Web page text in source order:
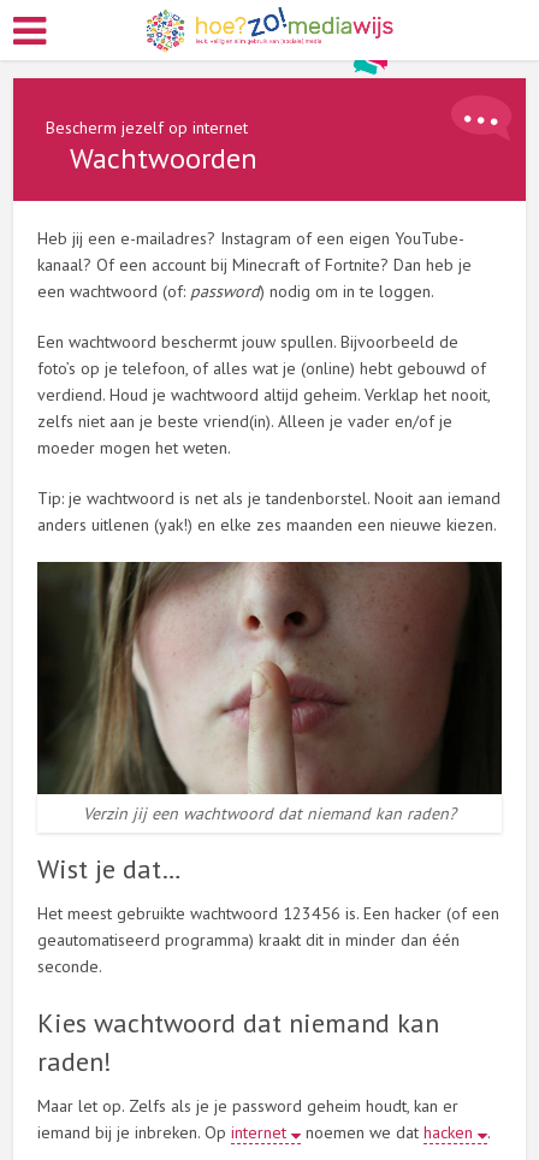
Bescherm jezelf op internet
Wachtwoorden
Heb jij een e-mailadres? Instagram of een eigen YouTube-
kanaal? Of een account bij Minecraft of Fortnite? Dan heb je
een wachtwoord (of: password) nodig om in te loggen.
Een wachtwoord beschermt jouw spullen. Bijvoorbeeld de
foto’s op je telefoon, of alles wat je (online) hebt gebouwd of
verdiend. Houd je wachtwoord altijd geheim. Verklap het nooit,
zelfs niet aan je beste vriend(in). Alleen je vader en/of je
moeder mogen het weten.
Tip: je wachtwoord is net als je tandenborstel. Nooit aan iemand
anders uitlenen (yak!) en elke zes maanden een nieuwe kiezen.
Verzin jij een wachtwoord dat niemand kan raden?
Wist je dat…
Het meest gebruikte wachtwoord 123456 is. Een hacker (of een
geautomatiseerd programma) kraakt dit in minder dan één
seconde.
Kies wachtwoord dat niemand kan
raden!
Maar let op. Zelfs als je je password geheim houdt, kan er
iemand bij je inbreken. Opinternet noemen we dathacken .